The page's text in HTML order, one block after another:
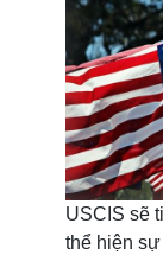
USCIS sẽ
thể hiện